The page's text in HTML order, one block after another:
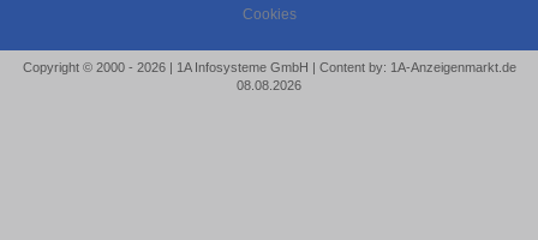
Cookies
Copyright © 2000 - 2026 | 1A Infosysteme GmbH | Content by: 1A-Anzeigenmarkt.de
08.08.2026